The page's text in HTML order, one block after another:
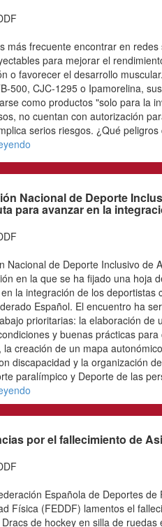
Fuente:FEDDF
Cada vez es más frecuente
promoción de péptidos
rendimiento deportivo, acelerar
el desarrollo muscular. Algunos
500, CJC-1295 o Ipamorelina,
y que, en muchos casos, no
peligros conlleva su uso?...
Continuar leyendo
La Comisión Nacional de
ADESP fija una hoja de
integración
Fuente:FEDDF
La Comisión Nacional de
celebrado una nueva reunión en
hoja de ruta para seguir
deportistas con discapacidad
Español. El encuentro ha
de trabajo prioritarias: la
orientar los procesos de
discapacidad...
Continuar leyendo